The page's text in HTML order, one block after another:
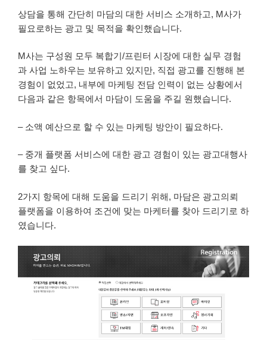
상담을 통해 간단히 마담의 대한 서비스 소개하고, M사가
필요로하는 광고 및 목적을 확인했습니다.
M사는 구성원 모두 복합기/프린터 시장에 대한 실무 경험
과 사업 노하우는 보유하고 있지만, 직접 광고를 진행해 본
경험이 없었고, 내부에 마케팅 전담 인력이 없는 상황에서
다음과 같은 항목에서 마담이 도움을 주길 원했습니다.
– 소액 예산으로 할 수 있는 마케팅 방안이 필요하다.
– 중개 플랫폼 서비스에 대한 광고 경험이 있는 광고대행사
를 찾고 싶다.
2가지 항목에 대해 도움을 드리기 위해, 마담은 광고의뢰
플랫폼을 이용하여 조건에 맞는 마케터를 찾아 드리기로 하
였습니다.